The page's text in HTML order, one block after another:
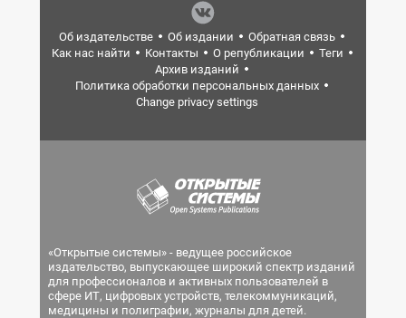
Об издательстве Об издании
Обратная связь
Как нас найти
Контакты О републикации
Теги
Архив изданий
Политика обработки персональных данных
Change privacy settings
«Открытые системы» - ведущее российское
издательство, выпускающее широкий спектр изданий
для профессионалов и активных пользователей в
сфере ИТ, цифровых устройств, телекоммуникаций,
медицины и полиграфии, журналы для детей.